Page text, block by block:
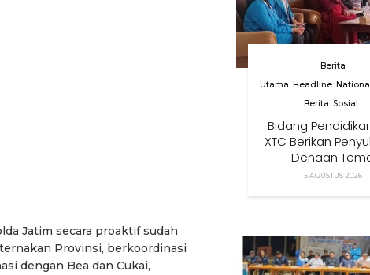
Jatim secara proaktif sudah
Provinsi, berkoordinasi
dengan Bea dan Cukai,
Berita
Utama
Headline National
Berita Sosial
Bidang
XTC Berikan
Dengan
Membangun
5 AGUSTUS 2026